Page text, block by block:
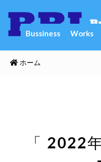
Bussiness Works
ホーム
「 2022